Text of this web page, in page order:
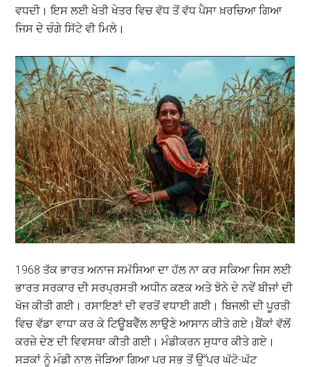
ਵਧਦੀ। ਇਸ ਲਈ ਖੇਤੀ ਖੇਤਰ ਵਿਚ ਵੱਧ ਤੋਂ ਵੱਧ ਪੈਸਾ ਖ਼ਰਚਿਆ ਗਿਆ
ਜਿਸ ਦੇ ਚੰਗੇ ਸਿੱਟੇ ਵੀ ਮਿਲੇ।
1968 ਤੱਕ ਭਾਰਤ ਅਨਾਜ ਸਮੱਸਿਆ ਦਾ ਹੱਲ ਨਾ ਕਰ ਸਕਿਆ ਜਿਸ ਲਈ
ਭਾਰਤ ਸਰਕਾਰ ਦੀ ਸਰਪ੍ਰਸਤੀ ਅਧੀਨ ਕਣਕ ਅਤੇ ਝੋਨੇ ਦੇ ਨਵੇਂ ਬੀਜਾਂ ਦੀ
ਖੋਜ ਕੀਤੀ ਗਈ। ਰਸਾਇਣਾਂ ਦੀ ਵਰਤੋਂ ਵਧਾਈ ਗਈ। ਬਿਜਲੀ ਦੀ ਪੂਰਤੀ
ਵਿਚ ਵੱਡਾ ਵਾਧਾ ਕਰ ਕੇ ਟਿਊਬਵੈੱਲ ਲਾਉਣੇ ਆਸਾਨ ਕੀਤੇ ਗਏ।ਬੈਂਕਾਂ ਵੱਲੋਂ
ਕਰਜ਼ੇ ਦੇਣ ਦੀ ਵਿਵਸਥਾ ਕੀਤੀ ਗਈ। ਮੰਡੀਕਰਨ ਸੁਧਾਰ ਕੀਤੇ ਗਏ।
ਸੜਕਾਂ ਨੂੰ ਮੰਡੀ ਨਾਲ ਜੋੜਿਆ ਗਿਆ ਪਰ ਸਭ ਤੋਂ ਉੱਪਰ ਘੱਟੋ-ਘੱਟ